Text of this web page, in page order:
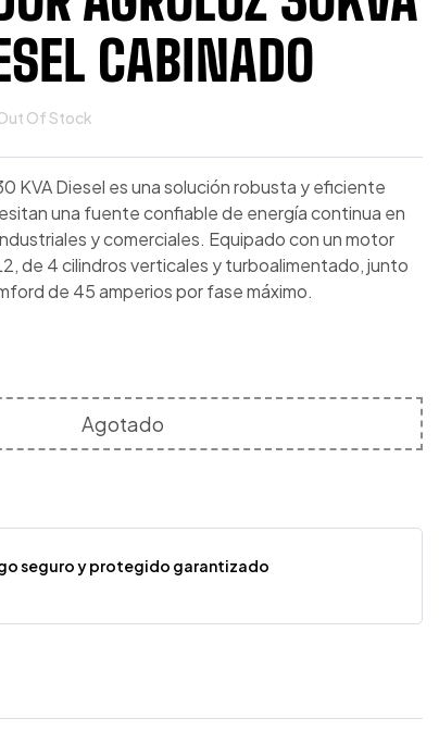
CABINADO
Of Stock
KVA Diesel es una solución robusta y eficiente
una fuente confiable de energía continua en
y comerciales. Equipado con un motor
de 4 cilindros verticales y turboalimentado, junto
de 45 amperios por fase máximo.
Agotado
seguro y protegido garantizado